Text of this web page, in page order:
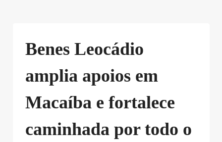
Benes Leocádio
amplia apoios em
Macaíba e fortalece
caminhada por todo o